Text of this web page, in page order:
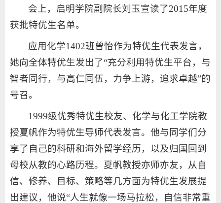
会上，启明学院副院长刘玉宣读了2015年度
获批特优生名单。
应用化学1402班曾怡作为特优生代表发言，
她向全体特优生发出了“充分利用特优生平台，与
智者同行，与高仁同伍，力争上游，追求卓越”的
号召。
1999级优秀特优生校友、化学与化工学院教
授夏帆作为特优生导师代表发言。他与同学们分
享了自己的科研和海外留学经历，以及归国回到
母校从教的心路历程。夏帆教授亦师亦友，从自
信、修养、目标、策略等几方面为特优生发展提
出建议，他说“人生就像一场马拉松，自信非常重